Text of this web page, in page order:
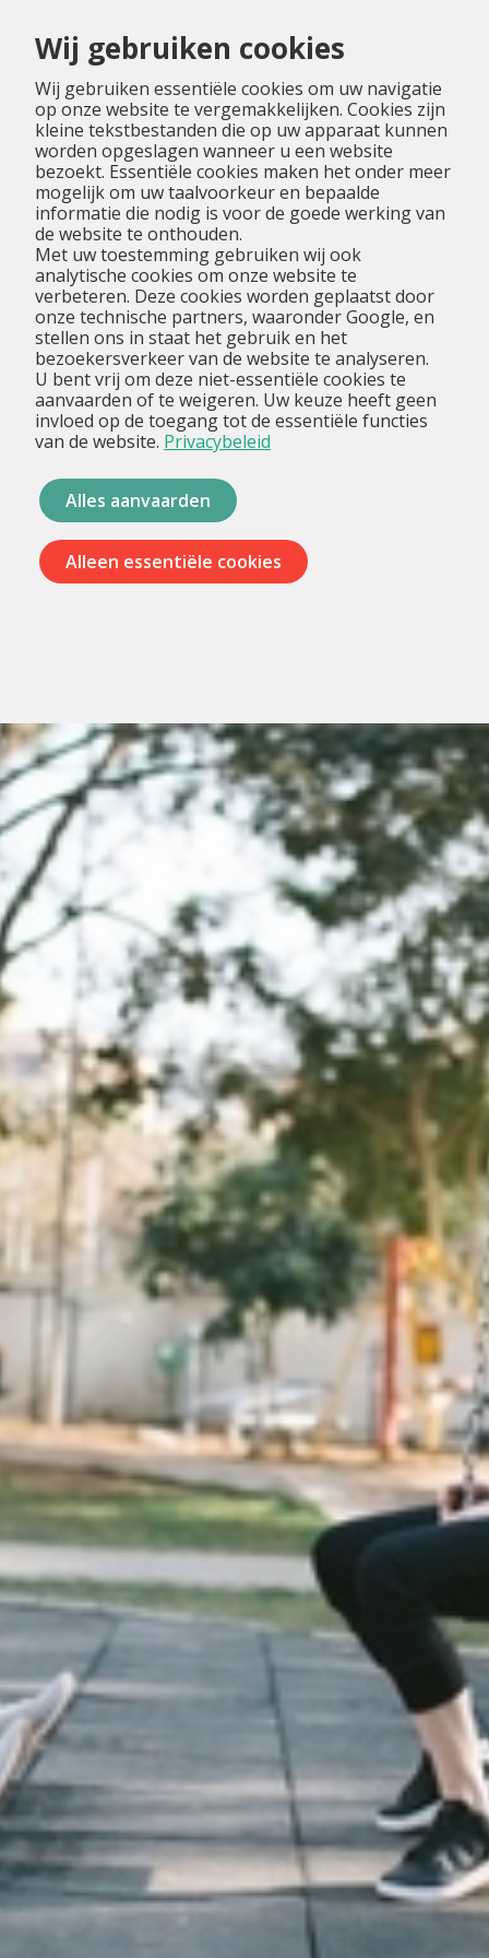
Wij gebruiken cookies
Wij gebruiken essentiële cookies om uw navigatie
op onze website te vergemakkelijken. Cookies zijn
kleine tekstbestanden die op uw apparaat kunnen
worden opgeslagen wanneer u een website
bezoekt. Essentiële cookies maken het onder meer
mogelijk om uw taalvoorkeur en bepaalde
informatie die nodig is voor de goede werking van
de website te onthouden.
Met uw toestemming gebruiken wij ook
analytische cookies om onze website te
verbeteren. Deze cookies worden geplaatst door
onze technische partners, waaronder Google, en
stellen ons in staat het gebruik en het
bezoekersverkeer van de website te analyseren.
U bent vrij om deze niet-essentiële cookies te
aanvaarden of te weigeren. Uw keuze heeft geen
invloed op de toegang tot de essentiële functies
van de website. Privacybeleid
Alles aanvaarden
Alleen essentiële cookies